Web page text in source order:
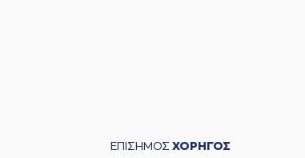
ΕΠΙΣΗΜΟΣ ΧΟΡΗΓΟΣ